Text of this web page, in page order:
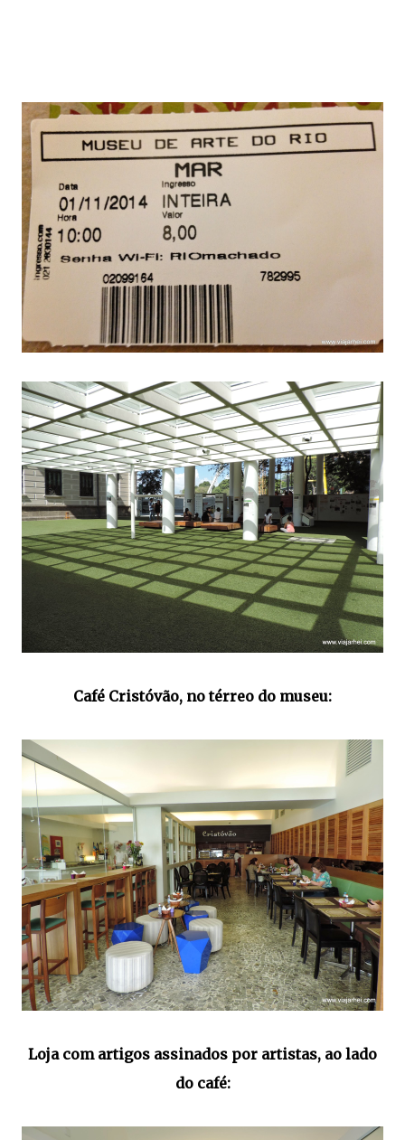
Café Cristóvão, no térreo do museu:
Loja com artigos assinados por artistas, ao lado
do café: